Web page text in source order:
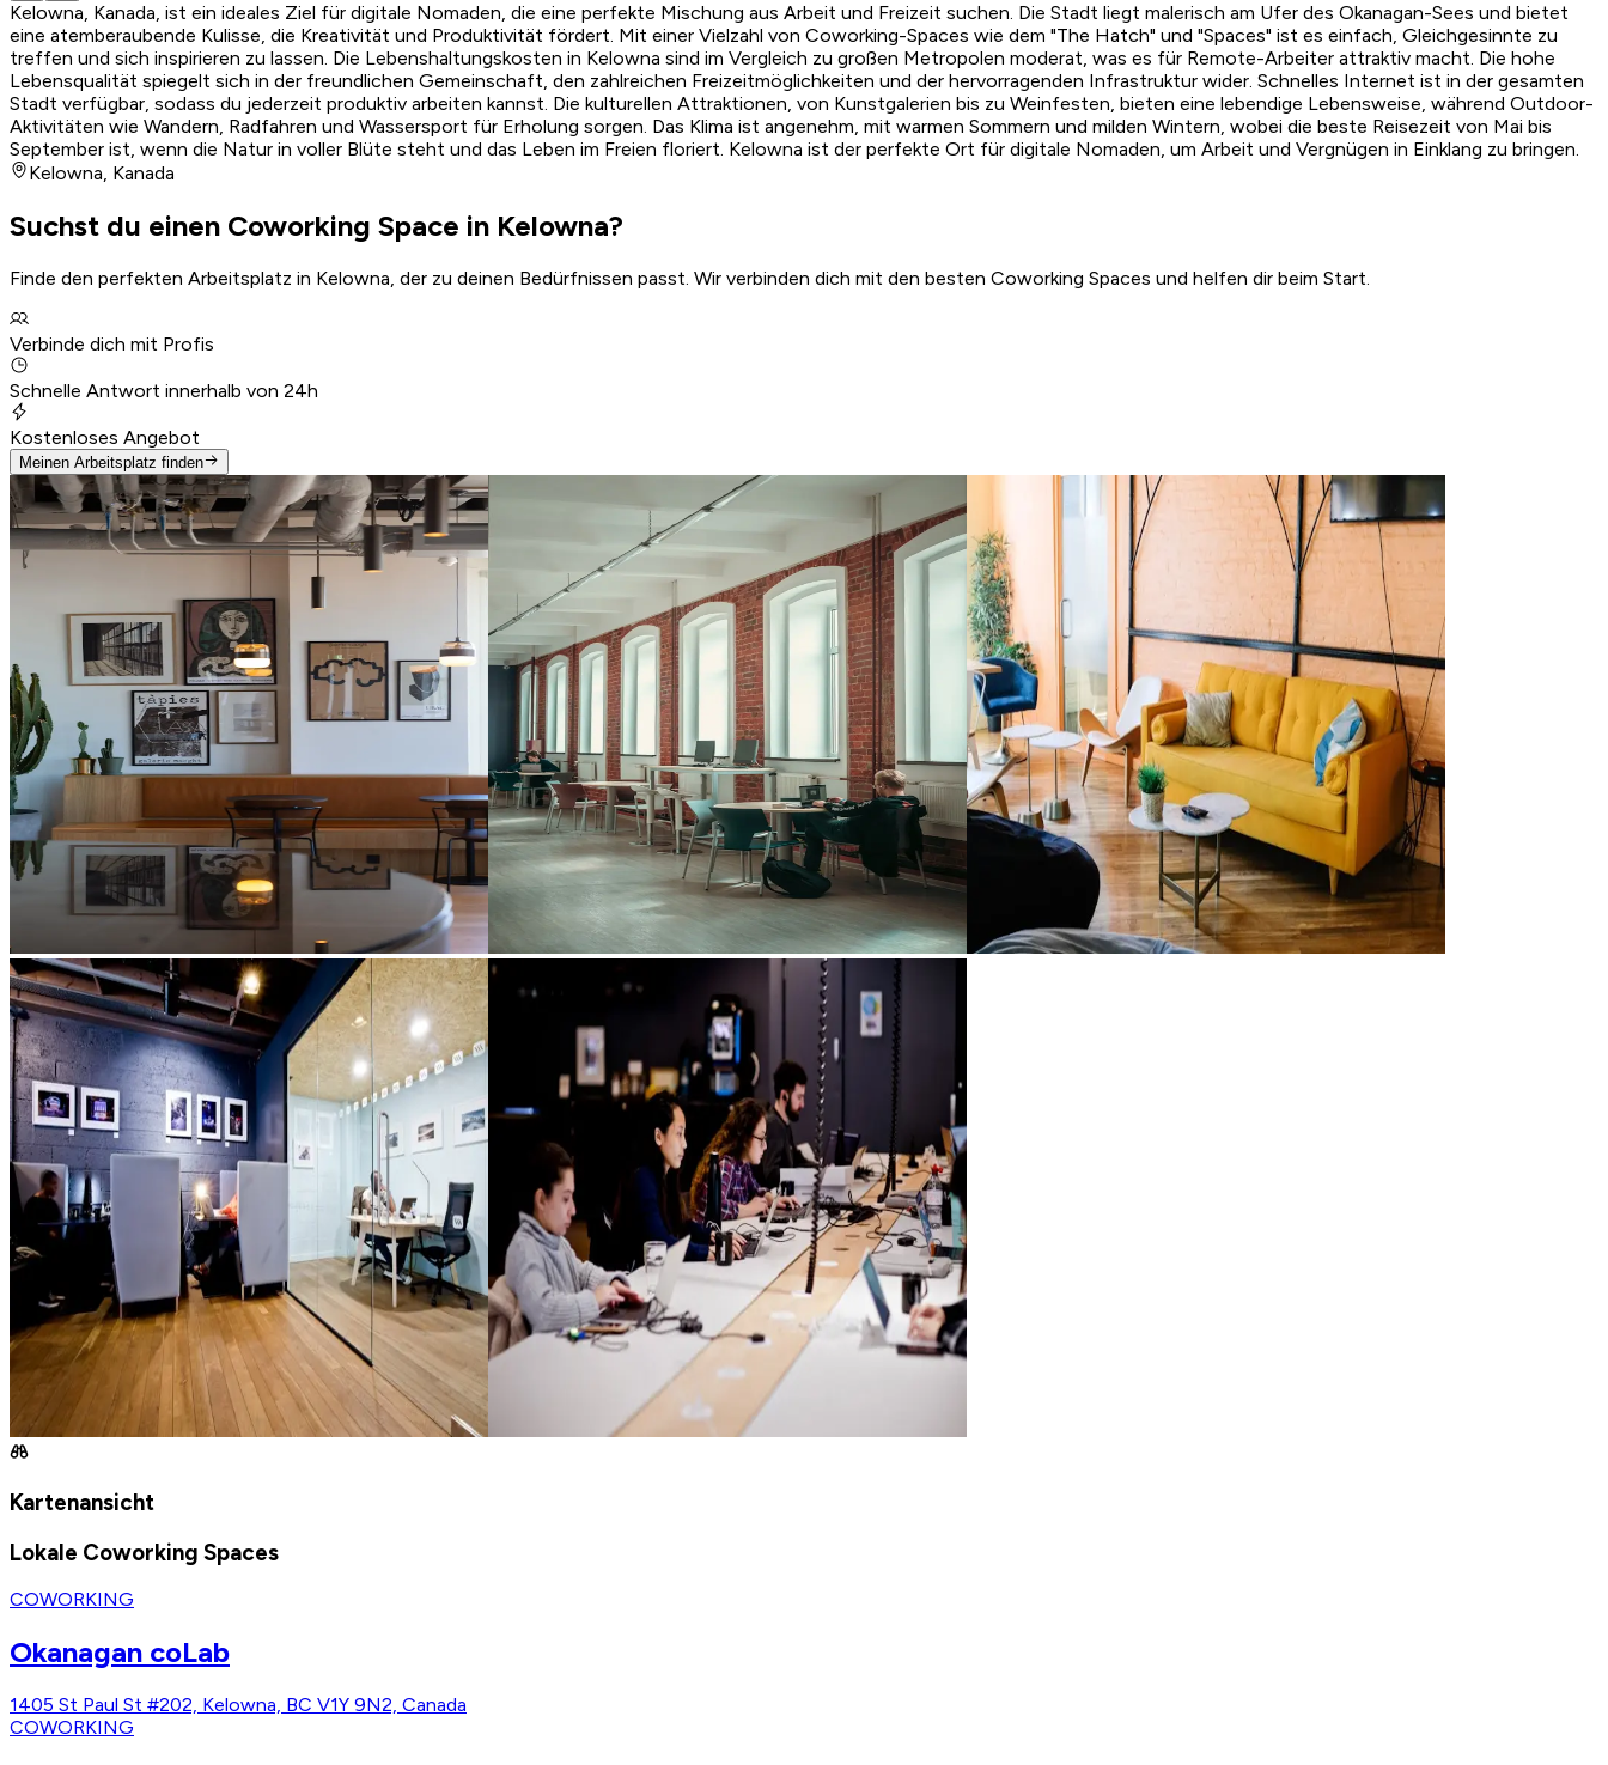
Kelowna, Kanada, ist ein ideales Ziel für digitale Nomaden, die eine perfekte Mischung aus Arbeit und Freizeit suchen. Die Stadt liegt malerisch am Ufer des Okanagan-Sees und bietet
eine atemberaubende Kulisse, die Kreativität und Produktivität fördert. Mit einer Vielzahl von Coworking-Spaces wie dem "The Hatch" und "Spaces" ist es einfach, Gleichgesinnte zu
treffen und sich inspirieren zu lassen. Die Lebenshaltungskosten in Kelowna sind im Vergleich zu großen Metropolen moderat, was es für Remote-Arbeiter attraktiv macht. Die hohe
Lebensqualität spiegelt sich in der freundlichen Gemeinschaft, den zahlreichen Freizeitmöglichkeiten und der hervorragenden Infrastruktur wider. Schnelles Internet ist in der gesamten
Stadt verfügbar, sodass du jederzeit produktiv arbeiten kannst. Die kulturellen Attraktionen, von Kunstgalerien bis zu Weinfesten, bieten eine lebendige Lebensweise, während Outdoor-
Aktivitäten wie Wandern, Radfahren und Wassersport für Erholung sorgen. Das Klima ist angenehm, mit warmen Sommern und milden Wintern, wobei die beste Reisezeit von Mai bis
September ist, wenn die Natur in voller Blüte steht und das Leben im Freien floriert. Kelowna ist der perfekte Ort für digitale Nomaden, um Arbeit und Vergnügen in Einklang zu bringen.
Kelowna, Kanada
Suchst du einen Coworking Space in Kelowna?
Finde den perfekten Arbeitsplatz in Kelowna, der zu deinen Bedürfnissen passt. Wir verbinden dich mit den besten Coworking Spaces und helfen dir beim Start.
Verbinde dich mit Profis
Schnelle Antwort innerhalb von 24h
Kostenloses Angebot
Meinen Arbeitsplatz finden
Kartenansicht
Lokale Coworking Spaces
COWORKING
Okanagan coLab
1405 St Paul St #202, Kelowna, BC V1Y 9N2, Canada
COWORKING